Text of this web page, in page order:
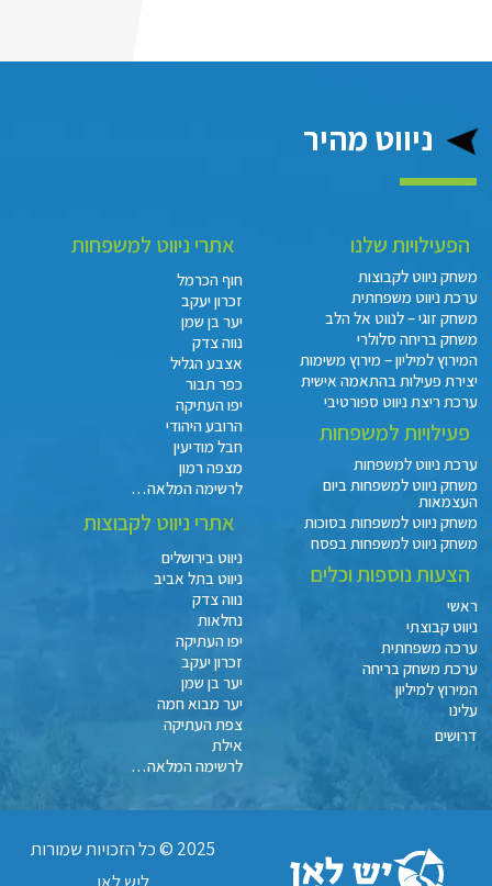
ניווט מהיר
הפעילויות שלנו
משחק ניווט לקבוצות
ערכת ניווט משפחתית
משחק זוגי – לנווט אל הלב
משחק בריחה סלולרי
המירוץ למיליון – מירוץ משימות
יצירת פעילות בהתאמה אישית
ערכת ריצת ניווט ספורטיבי
פעילויות למשפחות
ערכת ניווט למשפחות
משחק ניווט למשפחות ביום
העצמאות
משחק ניווט למשפחות בסוכות
משחק ניווט למשפחות בפסח
הצעות נוספות וכלים
ראשי
ניווט קבוצתי
ערכה משפחתית
ערכת משחק בריחה
המירוץ למיליון
עלינו
דרושים
אתרי ניווט למשפחות
חוף הכרמל
זכרון יעקב
יער בן שמן
נווה צדק
אצבע הגליל
כפר תבור
יפו העתיקה
הרובע היהודי
חבל מודיעין
מצפה רמון
לרשימה המלאה…
אתרי ניווט לקבוצות
ניווט בירושלים
ניווט בתל אביב
נווה צדק
נחלאות
יפו העתיקה
זכרון יעקב
יער בן שמן
יער מבוא חמה
צפת העתיקה
אילת
לרשימה המלאה…
2025 © כל הזכויות שמורות